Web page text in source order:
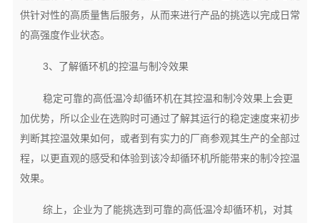
供针对性的高质量售后服务，从而来进行产品的挑选以完成日常
的高强度作业状态。
3、了解循环机的控温与制冷效果
稳定可靠的高低温冷却循环机在其控温和制冷效果上会更
加优势，所以企业在选购时可通过了解其运行的稳定速度来初步
判断其控温效果如何，或者到有实力的厂商参观其生产的全部过
程，以更直观的感受和体验到该冷却循环机所能带来的制冷控温
效果。
综上，企业为了能挑选到可靠的高低温冷却循环机，对其